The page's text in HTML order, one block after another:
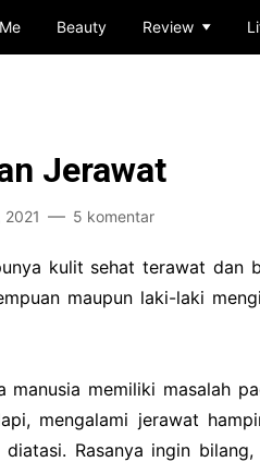
Beauty Review
Jerawat
5 komentar
kulit sehat terawat dan
maupun laki-laki
manusia memiliki masalah
mengalami jerawat
Rasanya ingin